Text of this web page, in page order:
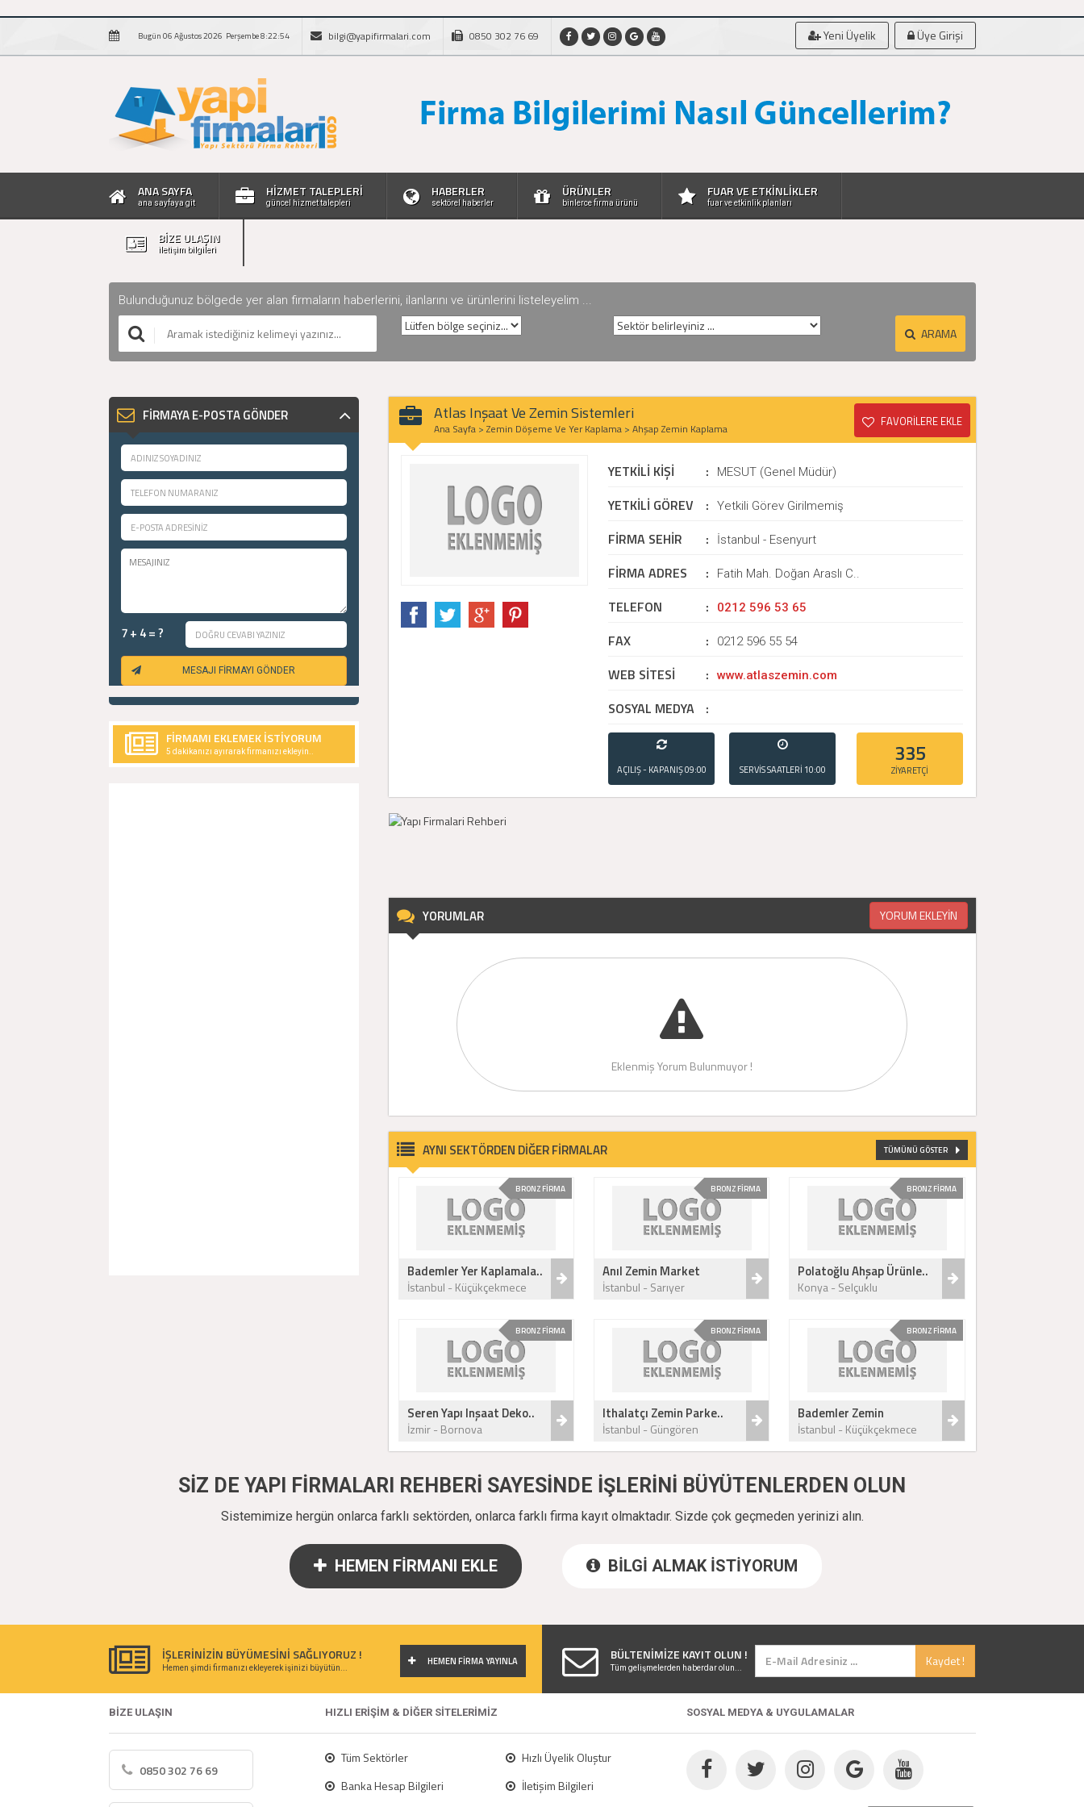
Bugün 06 Ağustos 2026 Perşembe 8:22:55 bilgi@yapifirmalari.com 0850 302 76 69 Yeni Üyelik Üye Girişi
ANA SAYFA
ana sayfaya git
HİZMET TALEPLERİ
güncel hizmet talepleri
HABERLER
sektörel haberler
ÜRÜNLER
binlerce firma ürünü
FUAR VE ETKİNLİKLER
fuar ve etkinlik planları
BİZE ULAŞIN
iletişim bilgileri
Bulunduğunuz bölgede yer alan firmaların haberlerini, ilanlarını ve ürünlerini listeleyelim ...
ARAMA
FİRMAYA E-POSTA GÖNDER
7 + 4 = ?
MESAJI FİRMAYI GÖNDER
FİRMAMI EKLEMEK İSTİYORUM
5 dakikanızı ayırarak firmanızı ekleyin..
Atlas Inşaat Ve Zemin Sistemleri
Ana Sayfa > Zemin Döşeme Ve Yer Kaplama> Ahşap Zemin Kaplama FAVORİLERE EKLE
YETKİLİ KİŞİ : MESUT (Genel Müdür)
YETKİLİ GÖREV : Yetkili Görev Girilmemiş
FİRMA SEHİR : İstanbul - Esenyurt
FİRMA ADRES : Fatih Mah. Doğan Araslı C..
TELEFON : 0212 596 53 65
FAX : 0212 596 55 54
WEB SİTESİ : www.atlaszemin.com
SOSYAL MEDYA :
AÇILIŞ - KAPANIŞ09:00
- 21:00
SERVİS SAATLERİ 10:00
- 20:00
335
ZİYARETÇİ
YORUMLAR YORUM EKLEYİN
Eklenmiş Yorum Bulunmuyor !
AYNI SEKTÖRDEN DİĞER FİRMALAR TÜMÜNÜ GÖSTER
BRONZ FİRMA
Bademler Yer Kaplamala..
İstanbul - Küçükçekmece
BRONZ FİRMA
Anıl Zemin Market
İstanbul - Sarıyer
BRONZ FİRMA
Polatoğlu Ahşap Ürünle..
Konya - Selçuklu
BRONZ FİRMA
Seren Yapı Inşaat Deko..
İzmir - Bornova
BRONZ FİRMA
Ithalatçı Zemin Parke..
İstanbul - Güngören
BRONZ FİRMA
Bademler Zemin
İstanbul - Küçükçekmece
SİZ DE YAPI FİRMALARI REHBERİ SAYESİNDE İŞLERİNİ BÜYÜTENLERDEN OLUN
Sistemimize hergün onlarca farklı sektörden, onlarca farklı firma kayıt olmaktadır. Sizde çok geçmeden yerinizi alın.
HEMEN FİRMANI EKLE BİLGİ ALMAK İSTİYORUM
İŞLERİNİZİN BÜYÜMESİNİ SAĞLIYORUZ ! HEMEN FİRMA YAYINLA
Hemen şimdi firmanızı ekleyerek işinizi büyütün...
BÜLTENİMİZE KAYIT OLUN ! Kaydet !
Tüm gelişmelerden haberdar olun...
BİZE ULAŞIN HIZLI ERİŞİM & DİĞER SİTELERİMİZ SOSYAL MEDYA & UYGULAMALAR
0850 302 76 69
Tüm Sektörler
Hızlı Üyelik Oluştur
Banka Hesap Bilgileri
İletişim Bilgileri